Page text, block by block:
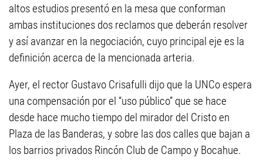
altos estudios presentó en la mesa que conforman
ambas instituciones dos reclamos que deberán resolver
y así avanzar en la negociación, cuyo principal eje es la
definición acerca de la mencionada arteria.
Ayer, el rector Gustavo Crisafulli dijo que la UNCo espera
una compensación por el “uso público” que se hace
desde hace mucho tiempo del mirador del Cristo en
Plaza de las Banderas, y sobre las dos calles que bajan a
los barrios privados Rincón Club de Campo y Bocahue.